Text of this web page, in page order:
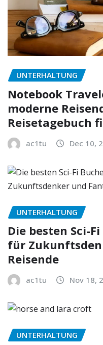
UNTERHALTUNG
Notebook
moderne
Reisetagebuch
ac1tu Dec 10,
UNTERHALTUNG
Die besten Sci-
für
Reisende
ac1tu Nov 18,
UNTERHALTUNG